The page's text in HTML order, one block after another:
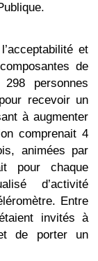
et
de
personnes
recevoir un
à augmenter
comprenait 4
animées par
pour chaque
d’activité
Entre
invités à
de porter un